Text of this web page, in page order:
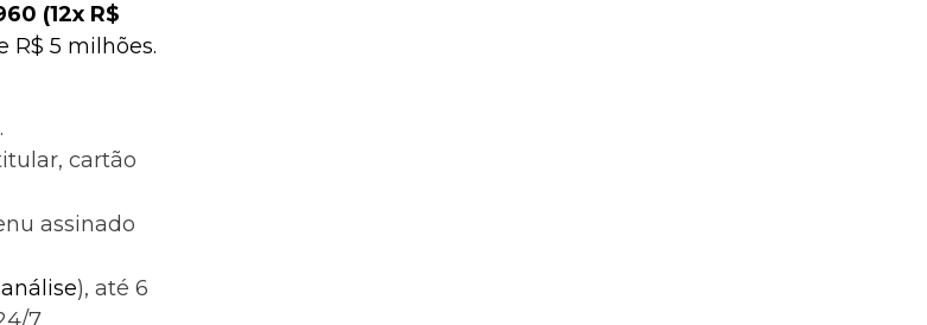
(12x R$
R$ 5 milhões.
cartão
assinado
análise), até 6
7.